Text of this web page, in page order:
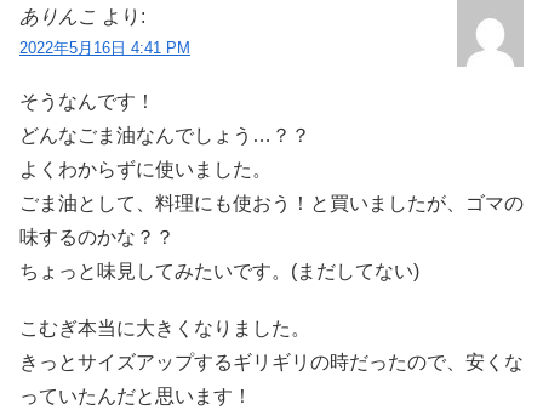
ありんこ より:
2022年5月16日 4:41 PM
そうなんです！
どんなごま油なんでしょう…？？
よくわからずに使いました。
ごま油として、料理にも使おう！と買いましたが、ゴマの
味するのかな？？
ちょっと味見してみたいです。(まだしてない)
こむぎ本当に大きくなりました。
きっとサイズアップするギリギリの時だったので、安くな
っていたんだと思います！